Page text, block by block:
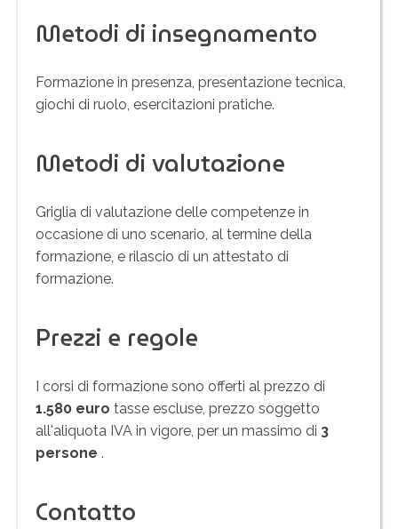
Metodi di insegnamento
Formazione in presenza, presentazione tecnica,
giochi di ruolo, esercitazioni pratiche.
Metodi di valutazione
Griglia di valutazione delle competenze in
occasione di uno scenario, al termine della
formazione, e rilascio di un attestato di
formazione.
Prezzi e regole
I corsi di formazione sono offerti al prezzo di
1.580 euro tasse escluse, prezzo soggetto
all'aliquota IVA in vigore, per un massimo di 3
persone .
Contatto